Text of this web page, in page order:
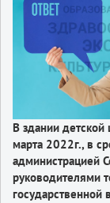
В здании детской
марта 2022г., в
администрацией
руководителями
государственной